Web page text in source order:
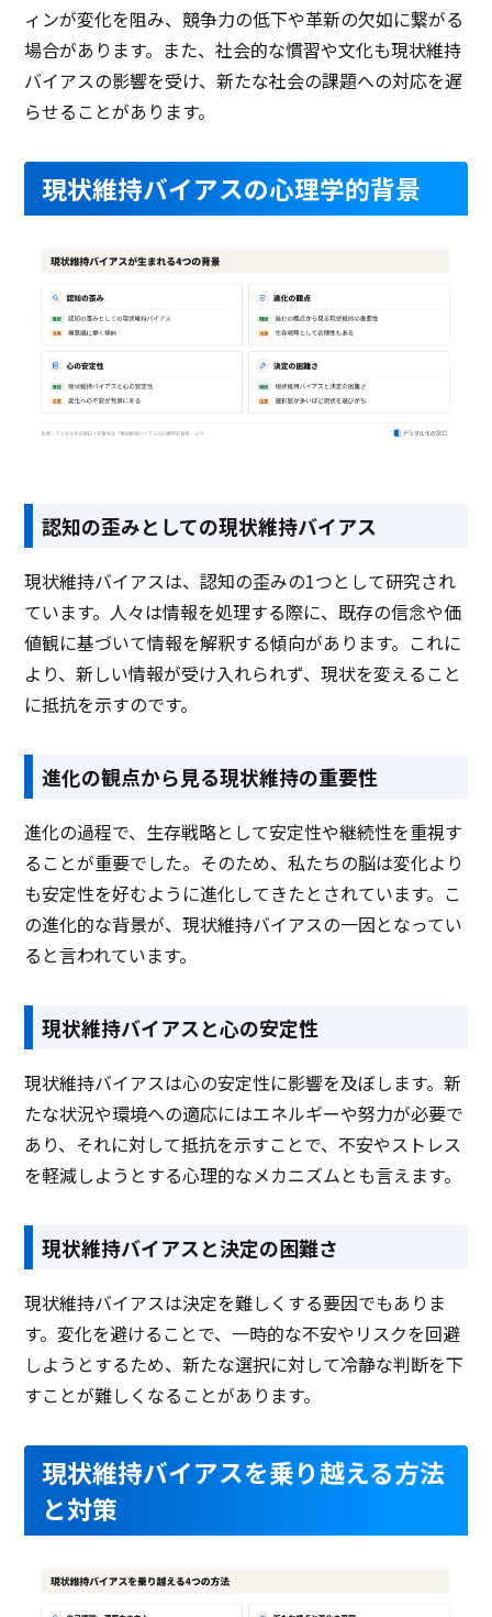
製品名
サービス資料
無料ダウンロード
ソフト種別
推奨環境
タレントパレット（eラー
クラウド型ソフト
PCブラウザ スマートフォ
電話 /
Schoo for Business
Androidアプリ
メール / チャット
ィンが変化を阻み、競争力の低下や革新の欠如に繋がる
場合があります。また、社会的な慣習や文化も現状維持
バイアスの影響を受け、新たな社会の課題への対応を遅
らせることがあります。
現状維持バイアスの心理学的背景
認知の歪みとしての現状維持バイアス
現状維持バイアスは、認知の歪みの1つとして研究され
ています。人々は情報を処理する際に、既存の信念や価
値観に基づいて情報を解釈する傾向があります。これに
より、新しい情報が受け入れられず、現状を変えること
に抵抗を示すのです。
進化の観点から見る現状維持の重要性
進化の過程で、生存戦略として安定性や継続性を重視す
ることが重要でした。そのため、私たちの脳は変化より
も安定性を好むように進化してきたとされています。こ
の進化的な背景が、現状維持バイアスの一因となってい
ると言われています。
現状維持バイアスと心の安定性
現状維持バイアスは心の安定性に影響を及ぼします。新
たな状況や環境への適応にはエネルギーや努力が必要で
あり、それに対して抵抗を示すことで、不安やストレス
を軽減しようとする心理的なメカニズムとも言えます。
現状維持バイアスと決定の困難さ
現状維持バイアスは決定を難しくする要因でもありま
す。変化を避けることで、一時的な不安やリスクを回避
しようとするため、新たな選択に対して冷静な判断を下
すことが難しくなることがあります。
現状維持バイアスを乗り越える方法
と対策